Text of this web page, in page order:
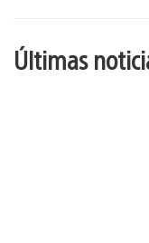
Últimas